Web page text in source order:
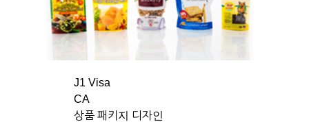
J1 Visa
CA
상품 패키지 디자인